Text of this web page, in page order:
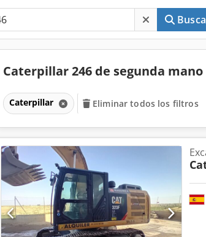
Caterpillar 246 de segunda
Caterpillar Eliminar todos los filtros